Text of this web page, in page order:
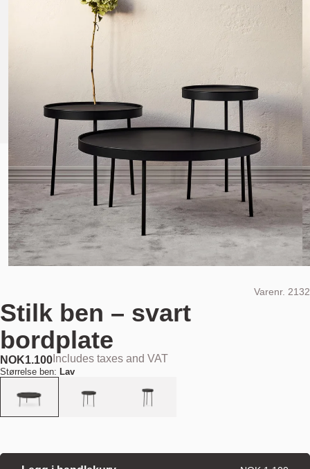
Varenr. 2132
Stilk ben – svart
bordplate
NOK1.100 Includes taxes and VAT
Størrelse ben: Lav